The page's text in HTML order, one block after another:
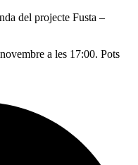
del projecte Fusta –
a les 17:00. Pots